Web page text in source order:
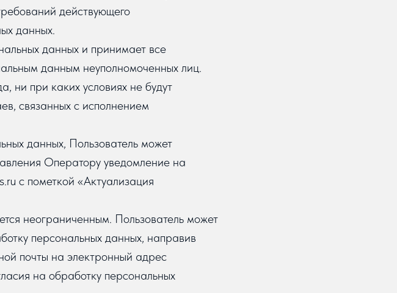
действующего
данных.
данных и принимает все
данным неуполномоченных лиц.
ни при каких условиях не будут
связанных с исполнением
данных, Пользователь может
Оператору уведомление на
с пометкой «Актуализация
неограниченным. Пользователь может
персональных данных, направив
почты на электронный адрес
на обработку персональных